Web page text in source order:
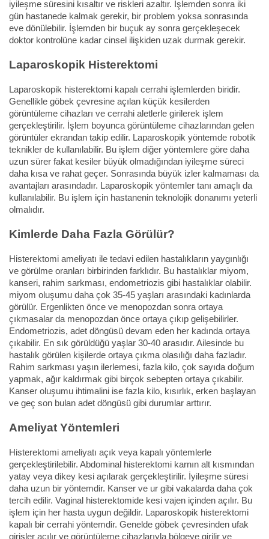
iyileşme süresini kısaltır ve riskleri azaltır. İşlemden sonra iki
gün hastanede kalmak gerekir, bir problem yoksa sonrasında
eve dönülebilir. İşlemden bir buçuk ay sonra gerçekleşecek
doktor kontrolüne kadar cinsel ilişkiden uzak durmak gerekir.
Laparoskopik Histerektomi
Laparoskopik histerektomi kapalı cerrahi işlemlerden biridir.
Genellikle göbek çevresine açılan küçük kesilerden
görüntüleme cihazları ve cerrahi aletlerle girilerek işlem
gerçekleştirilir. İşlem boyunca görüntüleme cihazlarından gelen
görüntüler ekrandan takip edilir. Laparoskopik yöntemde robotik
teknikler de kullanılabilir. Bu işlem diğer yöntemlere göre daha
uzun sürer fakat kesiler büyük olmadığından iyileşme süreci
daha kısa ve rahat geçer. Sonrasında büyük izler kalmaması da
avantajları arasındadır. Laparoskopik yöntemler tanı amaçlı da
kullanılabilir. Bu işlem için hastanenin teknolojik donanımı yeterli
olmalıdır.
Kimlerde Daha Fazla Görülür?
Histerektomi ameliyatı ile tedavi edilen hastalıkların yaygınlığı
ve görülme oranları birbirinden farklıdır. Bu hastalıklar miyom,
kanseri, rahim sarkması, endometriozis gibi hastalıklar olabilir.
miyom oluşumu daha çok 35-45 yaşları arasındaki kadınlarda
görülür. Ergenlikten önce ve menopozdan sonra ortaya
çıkmasalar da menopozdan önce ortaya çıkıp gelişebilirler.
Endometriozis, adet döngüsü devam eden her kadında ortaya
çıkabilir. En sık görüldüğü yaşlar 30-40 arasıdır. Ailesinde bu
hastalık görülen kişilerde ortaya çıkma olasılığı daha fazladır.
Rahim sarkması yaşın ilerlemesi, fazla kilo, çok sayıda doğum
yapmak, ağır kaldırmak gibi birçok sebepten ortaya çıkabilir.
Kanser oluşumu ihtimalini ise fazla kilo, kısırlık, erken başlayan
ve geç son bulan adet döngüsü gibi durumlar arttırır.
Ameliyat Yöntemleri
Histerektomi ameliyatı açık veya kapalı yöntemlerle
gerçekleştirilebilir. Abdominal histerektomi karnın alt kısmından
yatay veya dikey kesi açılarak gerçekleştirilir. İyileşme süresi
daha uzun bir yöntemdir. Kanser ve ur gibi vakalarda daha çok
tercih edilir. Vaginal histerektomide kesi vajen içinden açılır. Bu
işlem için her hasta uygun değildir. Laparoskopik histerektomi
kapalı bir cerrahi yöntemdir. Genelde göbek çevresinden ufak
girişler açılır ve görüntüleme cihazlarıyla bölgeye girilir ve